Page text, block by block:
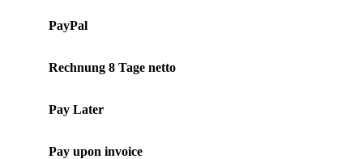
PayPal
Rechnung 8 Tage netto
Pay Later
Pay upon invoice